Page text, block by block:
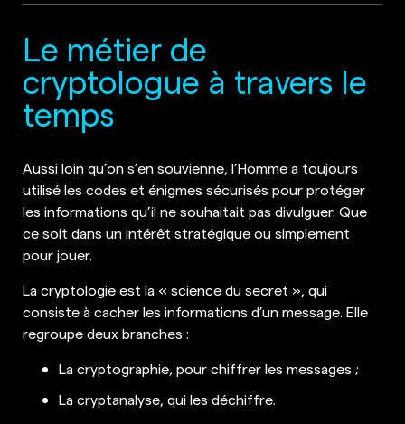
Le métier de
cryptologue à travers le
temps
Aussi loin qu’on s’en souvienne, l’Homme a toujours
utilisé les codes et énigmes sécurisés pour protéger
les informations qu’il ne souhaitait pas divulguer. Que
ce soit dans un intérêt stratégique ou simplement
pour jouer.
La cryptologie est la « science du secret », qui
consiste à cacher les informations d’un message. Elle
regroupe deux branches :
La cryptographie, pour chiffrer les messages ;
La cryptanalyse, qui les déchiffre.